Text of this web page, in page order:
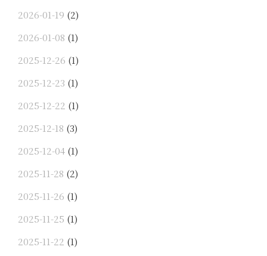
2026-01-19 (2)
2026-01-08 (1)
2025-12-26 (1)
2025-12-23 (1)
2025-12-22 (1)
2025-12-18 (3)
2025-12-04 (1)
2025-11-28 (2)
2025-11-26 (1)
2025-11-25 (1)
2025-11-22 (1)